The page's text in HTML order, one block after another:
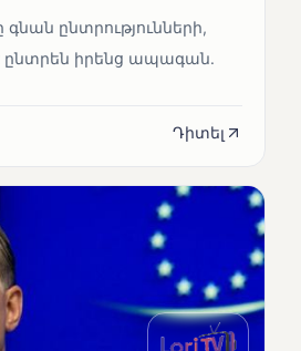
գնան ընտրությունների,
ընտրեն իրենց ապագան.
Դիտել